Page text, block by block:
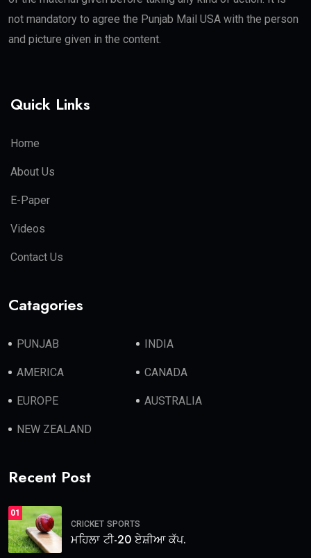
not mandatory to agree the Punjab Mail USA with the person
and picture given in the content.
Quick Links
Home
About Us
E-Paper
Videos
Contact Us
Catagories
PUNJAB INDIA
AMERICA CANADA
EUROPE AUSTRALIA
NEW ZEALAND
Recent Post
01
CRICKET SPORTS
ਮਹਿਲਾ ਟੀ-20 ਏਸ਼ੀਆ ਕੱਪ.